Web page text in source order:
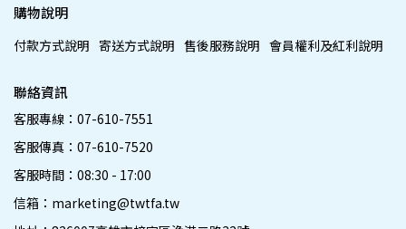
購物說明
付款方式說明 寄送方式說明 售後服務說明 會員權利及紅利說明
聯絡資訊
客服專線：07-610-7551
客服傳真：07-610-7520
客服時間：08:30 - 17:00
信箱：marketing@twtfa.tw